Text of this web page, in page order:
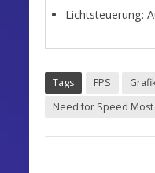
Lichtsteuerung:
Tags FPS
Need for Speed